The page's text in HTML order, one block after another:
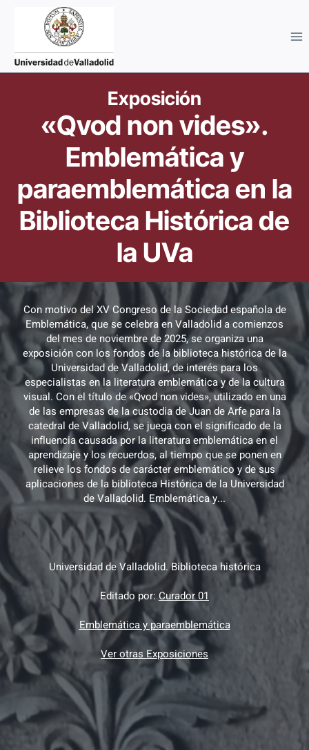
Exposición
«Qvod non vides».
Emblemática y
paraemblemática en la
Biblioteca Histórica de
la UVa
Con motivo del XV Congreso de la Sociedad española de
Emblemática, que se celebra en Valladolid a comienzos
del mes de noviembre de 2025, se organiza una
exposición con los fondos de la biblioteca histórica de la
Universidad de Valladolid, de interés para los
especialistas en la literatura emblemática y de la cultura
visual. Con el título de «Qvod non vides», utilizado en una
de las empresas de la custodia de Juan de Arfe para la
catedral de Valladolid, se juega con el significado de la
influencia causada por la literatura emblemática en el
aprendizaje y los recuerdos, al tiempo que se ponen en
relieve los fondos de carácter emblemático y de sus
aplicaciones de la biblioteca Histórica de la Universidad
de Valladolid. Emblemática y...
Universidad de Valladolid. Biblioteca histórica
Editado por:Curador 01
Emblemática y paraemblemática
Ver otras Exposiciones